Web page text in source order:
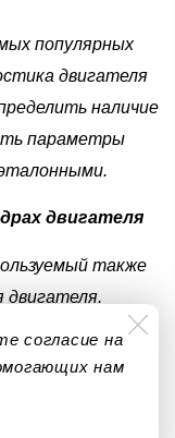
популярных
двигателя
наличие
параметры
двигателя
также
двигателя.
согласие на
нам